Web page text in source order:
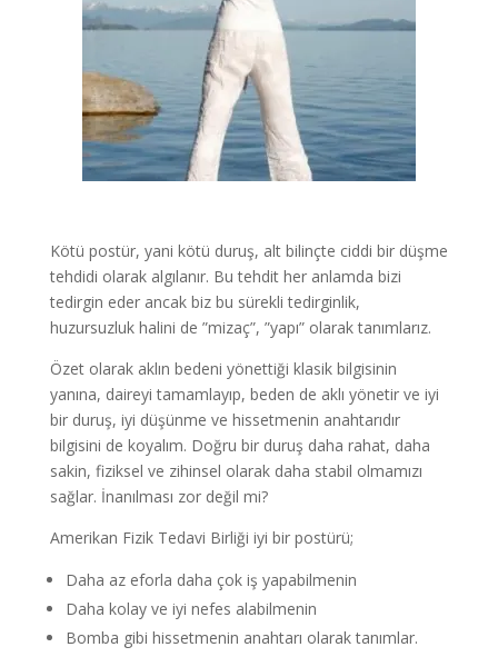
Kötü postür, yani kötü duruş, alt bilinçte ciddi bir düşme
tehdidi olarak algılanır. Bu tehdit her anlamda bizi
tedirgin eder ancak biz bu sürekli tedirginlik,
huzursuzluk halini de ”mizaç”, ”yapı” olarak tanımlarız.
Özet olarak aklın bedeni yönettiği klasik bilgisinin
yanına, daireyi tamamlayıp, beden de aklı yönetir ve iyi
bir duruş, iyi düşünme ve hissetmenin anahtarıdır
bilgisini de koyalım. Doğru bir duruş daha rahat, daha
sakin, fiziksel ve zihinsel olarak daha stabil olmamızı
sağlar. İnanılması zor değil mi?
Amerikan Fizik Tedavi Birliği iyi bir postürü;
Daha az eforla daha çok iş yapabilmenin
Daha kolay ve iyi nefes alabilmenin
Bomba gibi hissetmenin anahtarı olarak tanımlar.